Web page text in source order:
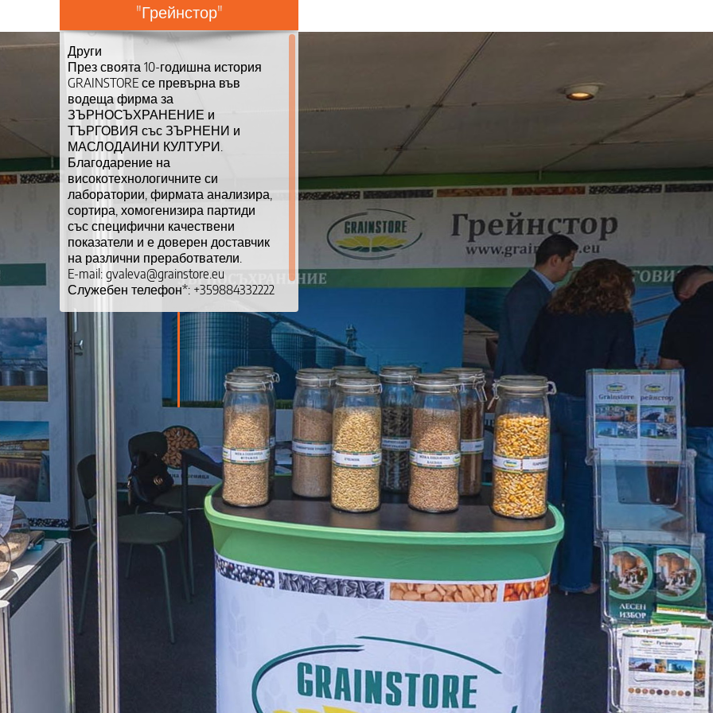
"Грейнстор"
Други
През своята 10-годишна история
GRAINSTORE се превърна във
водеща фирма за
ЗЪРНОСЪХРАНЕНИЕ и
ТЪРГОВИЯ със ЗЪРНЕНИ и
МАСЛОДАИНИ КУЛТУРИ.
Благодарение на
високотехнологичните си
лаборатории, фирмата анализира,
сортира, хомогенизира партиди
със специфични качествени
показатели и е доверен доставчик
на различни преработватели.
E-mail: gvaleva@grainstore.eu
Служебен телефон*: +359884332222
https://grainstore.eu/